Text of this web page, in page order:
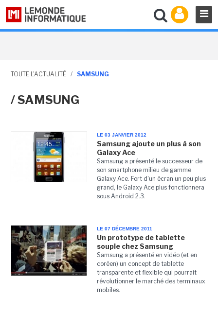
TOUTE L'ACTUALITÉ / SAMSUNG
/ SAMSUNG
LE 03 JANVIER 2012
Samsung ajoute un plus à son
Galaxy Ace
Samsung a présenté le successeur de
son smartphone milieu de gamme
Galaxy Ace. Fort d'un écran un peu plus
grand, le Galaxy Ace plus fonctionnera
sous Android 2.3.
LE 07 DÉCEMBRE 2011
Un prototype de tablette
souple chez Samsung
Samsung a présenté en vidéo (et en
coréen) un concept de tablette
transparente et flexible qui pourrait
révolutionner le marché des terminaux
mobiles.